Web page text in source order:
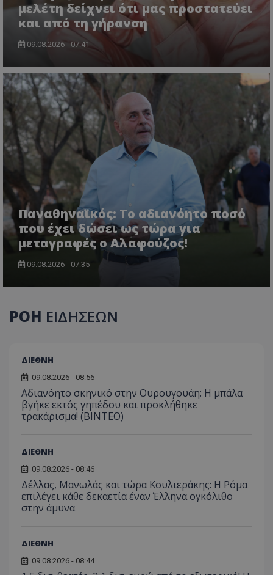
μελέτη δείχνει ότι μας προστατεύει
και από τη γήρανση
09.08.2026 - 07:41
Παναθηναϊκός: Το αδιανόητο ποσό
που έχει δώσει ως τώρα για
μεταγραφές ο Αλαφούζος!
09.08.2026 - 07:35
ΡΟΗ ΕΙΔΗΣΕΩΝ
ΔΙΕΘΝΗ
09.08.2026 - 08:56
Αδιανόητο σκηνικό στην Ουρουγουάη: Η μπάλα
βγήκε εκτός γηπέδου και προκλήθηκε
τρακάρισμα! (BINTEO)
ΔΙΕΘΝΗ
09.08.2026 - 08:46
Δέλλας, Μανωλάς και τώρα Κουλιεράκης: Η Ρόμα
επιλέγει κάθε δεκαετία έναν Έλληνα ογκόλιθο
στην άμυνα
ΔΙΕΘΝΗ
09.08.2026 - 08:44